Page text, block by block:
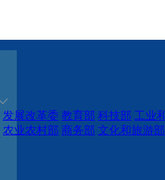
发展改革委 教育部 科技部 工业
农业农村部 商务部 文化和旅游部